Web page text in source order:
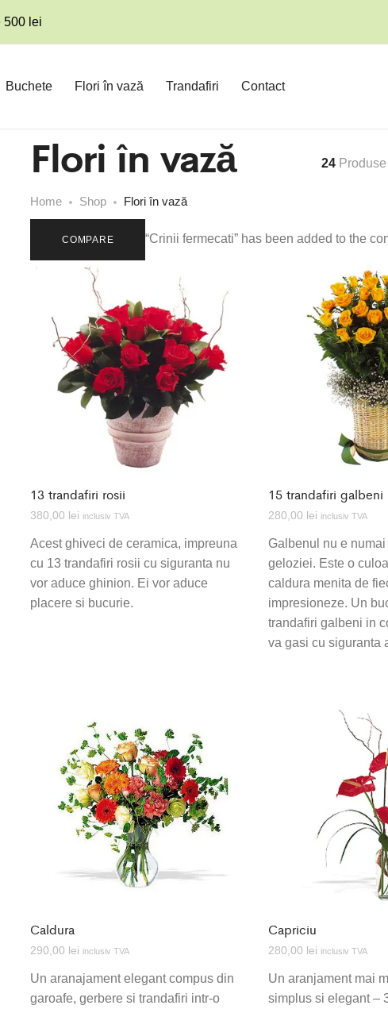
500 lei
Buchete Flori în vază Trandafiri Contact
Flori în vază
Home Shop Flori în vază
24
COMPARE “Crinii fermecati” has been added to the
13 trandafiri rosii
380,00 lei inclusiv TVA
Acest ghiveci de ceramica, impreuna
cu 13 trandafiri rosii cu siguranta nu
vor aduce ghinion. Ei vor aduce
placere si bucurie.
15 trandafiri galbeni
280,00 lei inclusiv TVA
Galbenul nu e
geloziei. Este o
caldura menita de
impresioneze. Un
trandafiri galbeni in
va gasi cu siguranta
Caldura
290,00 lei inclusiv TVA
Un aranajament elegant compus din
garoafe, gerbere si trandafiri intr-o
Capriciu
280,00 lei inclusiv TVA
Un aranjament mai
simplus si elegant –